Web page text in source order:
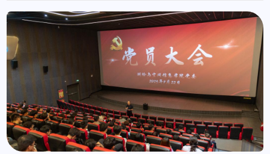
报国志”主题党日活动。活动从“溯历史、讲战役、学英雄、
践担当”四个方面展开。活动中，党支委委员朱宝新带领党员
们梳理了抗美援朝战争背景与脉络，回顾了抗美援朝相关的
五次关键战役及上甘岭、金城等著名战役的战斗历程；讲述
了黄继光堵枪眼、邱少云忍烈...